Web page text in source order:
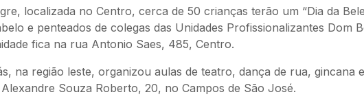
localizada no Centro, cerca de 50 crianças terão um “Dia da
e penteados de colegas das Unidades Profissionalizantes Dom
fica na rua Antonio Saes, 485, Centro.
na região leste, organizou aulas de teatro, dança de rua, gincana
Souza Roberto, 20, no Campos de São José.